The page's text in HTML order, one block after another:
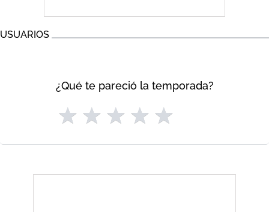
USUARIOS
¿Qué te pareció la temporada?